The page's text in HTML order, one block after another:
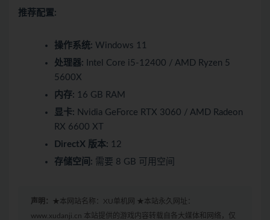
推荐配置:
操作系统: Windows 11
处理器: Intel Core i5-12400 / AMD Ryzen 5
5600X
内存: 16 GB RAM
显卡: Nvidia GeForce RTX 3060 / AMD Radeon
RX 6600 XT
DirectX 版本: 12
存储空间: 需要 8 GB 可用空间
声明： ★本网站名称：XU单机网 ★本站永久网址：
www.xudanji.cn 本站提供的游戏内容转载自各大媒体和网络，仅